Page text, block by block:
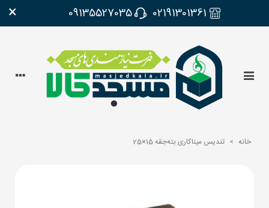
02191301361
09135527035
×
خانه > تندیس میناکاری بته‌جقه 15×25